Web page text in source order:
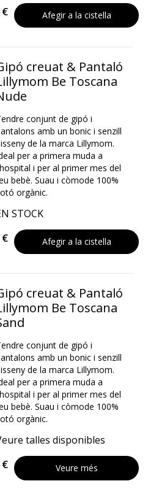
Afegir a la cistella
creuat & Pantaló
Be Toscana
conjunt de gipó i
amb un bonic i senzill
de la marca Lillymom.
per a primera muda a
i per al primer mes del
bebè. Suau i còmode 100%
orgànic.
STOCK
Afegir a la cistella
creuat & Pantaló
Be Toscana
conjunt de gipó i
amb un bonic i senzill
de la marca Lillymom.
per a primera muda a
i per al primer mes del
bebè. Suau i còmode 100%
orgànic.
talles disponibles
Veure més